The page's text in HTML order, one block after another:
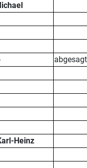
abgesagt
Heinz